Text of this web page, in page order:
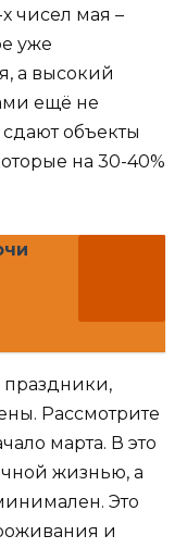
чисел мая –
уже
а высокий
ещё не
объекты
на 30-40%
Рассмотрите
марта. В это
жизнью, а
Это
и